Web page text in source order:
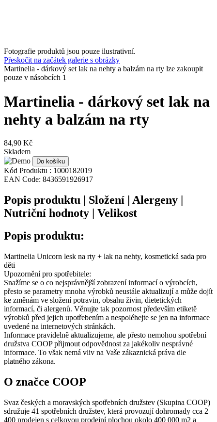
Fotografie produktů jsou pouze ilustrativní.
Přeskočit na začátek galerie s obrázky
Martinelia - dárkový set lak na nehty a balzám na rty lze zakoupit
pouze v násobcích 1
Martinelia - dárkový set lak na
nehty a balzám na rty
84,90 Kč
Skladem
Do košíku
Kód Produktu : 1000182019
EAN Code: 8436591926917
Popis produktu | Složení | Alergeny |
Nutriční hodnoty | Velikost
Popis produktu:
Martinelia Unicorn lesk na rty + lak na nehty, kosmetická sada pro
děti
Upozornění pro spotřebitele:
Snažíme se o co nejsprávnější zobrazení informací o výrobcích,
přesto se parametry mnoha výrobků neustále aktualizují a může dojít
ke změnám ve složení potravin, obsahu živin, dietetických
informací, či alergenů. Věnujte tak pozornost především etiketě
výrobků před jejich upotřebením a nespoléhejte se jen na informace
uvedené na internetových stránkách.
Informace pravidelně aktualizujeme, ale přesto nemohou spotřební
družstva COOP přijmout odpovědnost za jakékoliv nesprávné
informace. To však nemá vliv na Vaše zákaznická práva dle
platného zákona.
O značce COOP
Svaz českých a moravských spotřebních družstev (Skupina COOP)
sdružuje 41 spotřebních družstev, která provozují dohromady cca 2
400 prodejen s celkovou prodejní plochou okolo 400 000 m2 a